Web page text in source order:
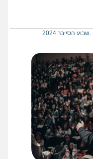
שבוע הסייבר 2024